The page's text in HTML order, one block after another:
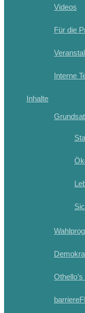
Videos
Für die
Interne
Inhalte
Othello’s